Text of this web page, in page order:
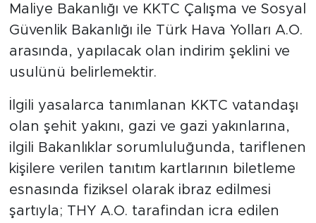
Maliye Bakanlığı ve KKTC Çalışma ve Sosyal
Güvenlik Bakanlığı ile Türk Hava Yolları A.O.
arasında, yapılacak olan indirim şeklini ve
usulünü belirlemektir.
İlgili yasalarca tanımlanan KKTC vatandaşı
olan şehit yakını, gazi ve gazi yakınlarına,
ilgili Bakanlıklar sorumluluğunda, tariflenen
kişilere verilen tanıtım kartlarının biletleme
esnasında fiziksel olarak ibraz edilmesi
şartıyla; THY A.O. tarafindan icra edilen